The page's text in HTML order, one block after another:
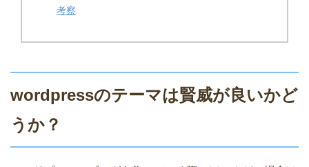
考察
wordpressのテーマは賢威が良いかど
うか？